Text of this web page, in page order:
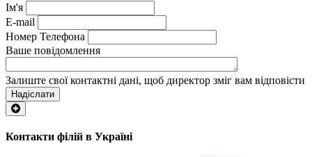
Ім'я
E-mail
Номер Телефона
Ваше повідомлення
Залиште свої контактні дані, щоб директор зміг вам відповісти
Надіслати
Контакти філій в Україні